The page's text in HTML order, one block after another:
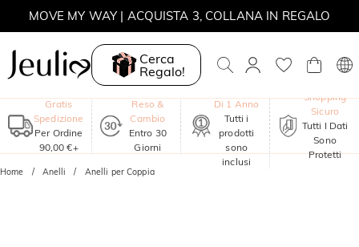
MOVE MY WAY | ACQUISTA 3, COLLANA IN REGALO
Cerca
Regalo!
Gratis
Spedizione
Per Ordine
90,00 €+
Reso &
Cambio
Entro 30
Giorni
Di 1 Anno
Tutti i
prodotti
sono
inclusi
Shopping
Sicuro
Tutti I Dati
Sono
Protetti
Home Anelli Anelli per Coppia